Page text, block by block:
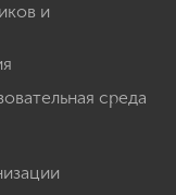
и
среда